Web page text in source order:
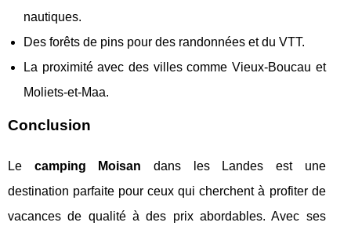
nautiques.
Des forêts de pins pour des randonnées et du VTT.
La proximité avec des villes comme Vieux-Boucau et
Moliets-et-Maa.
Conclusion
Le camping Moisan dans les Landes est une
destination parfaite pour ceux qui cherchent à profiter de
vacances de qualité à des prix abordables. Avec ses